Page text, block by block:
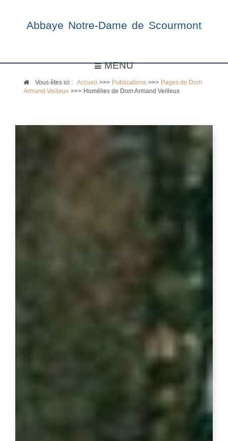
Abbaye Notre-Dame de Scourmont
MENU
Vous êtes ici :Accueil >>> Publications >>> Pages de Dom
Armand Veilleux >>> Homélies de Dom Armand Veilleux